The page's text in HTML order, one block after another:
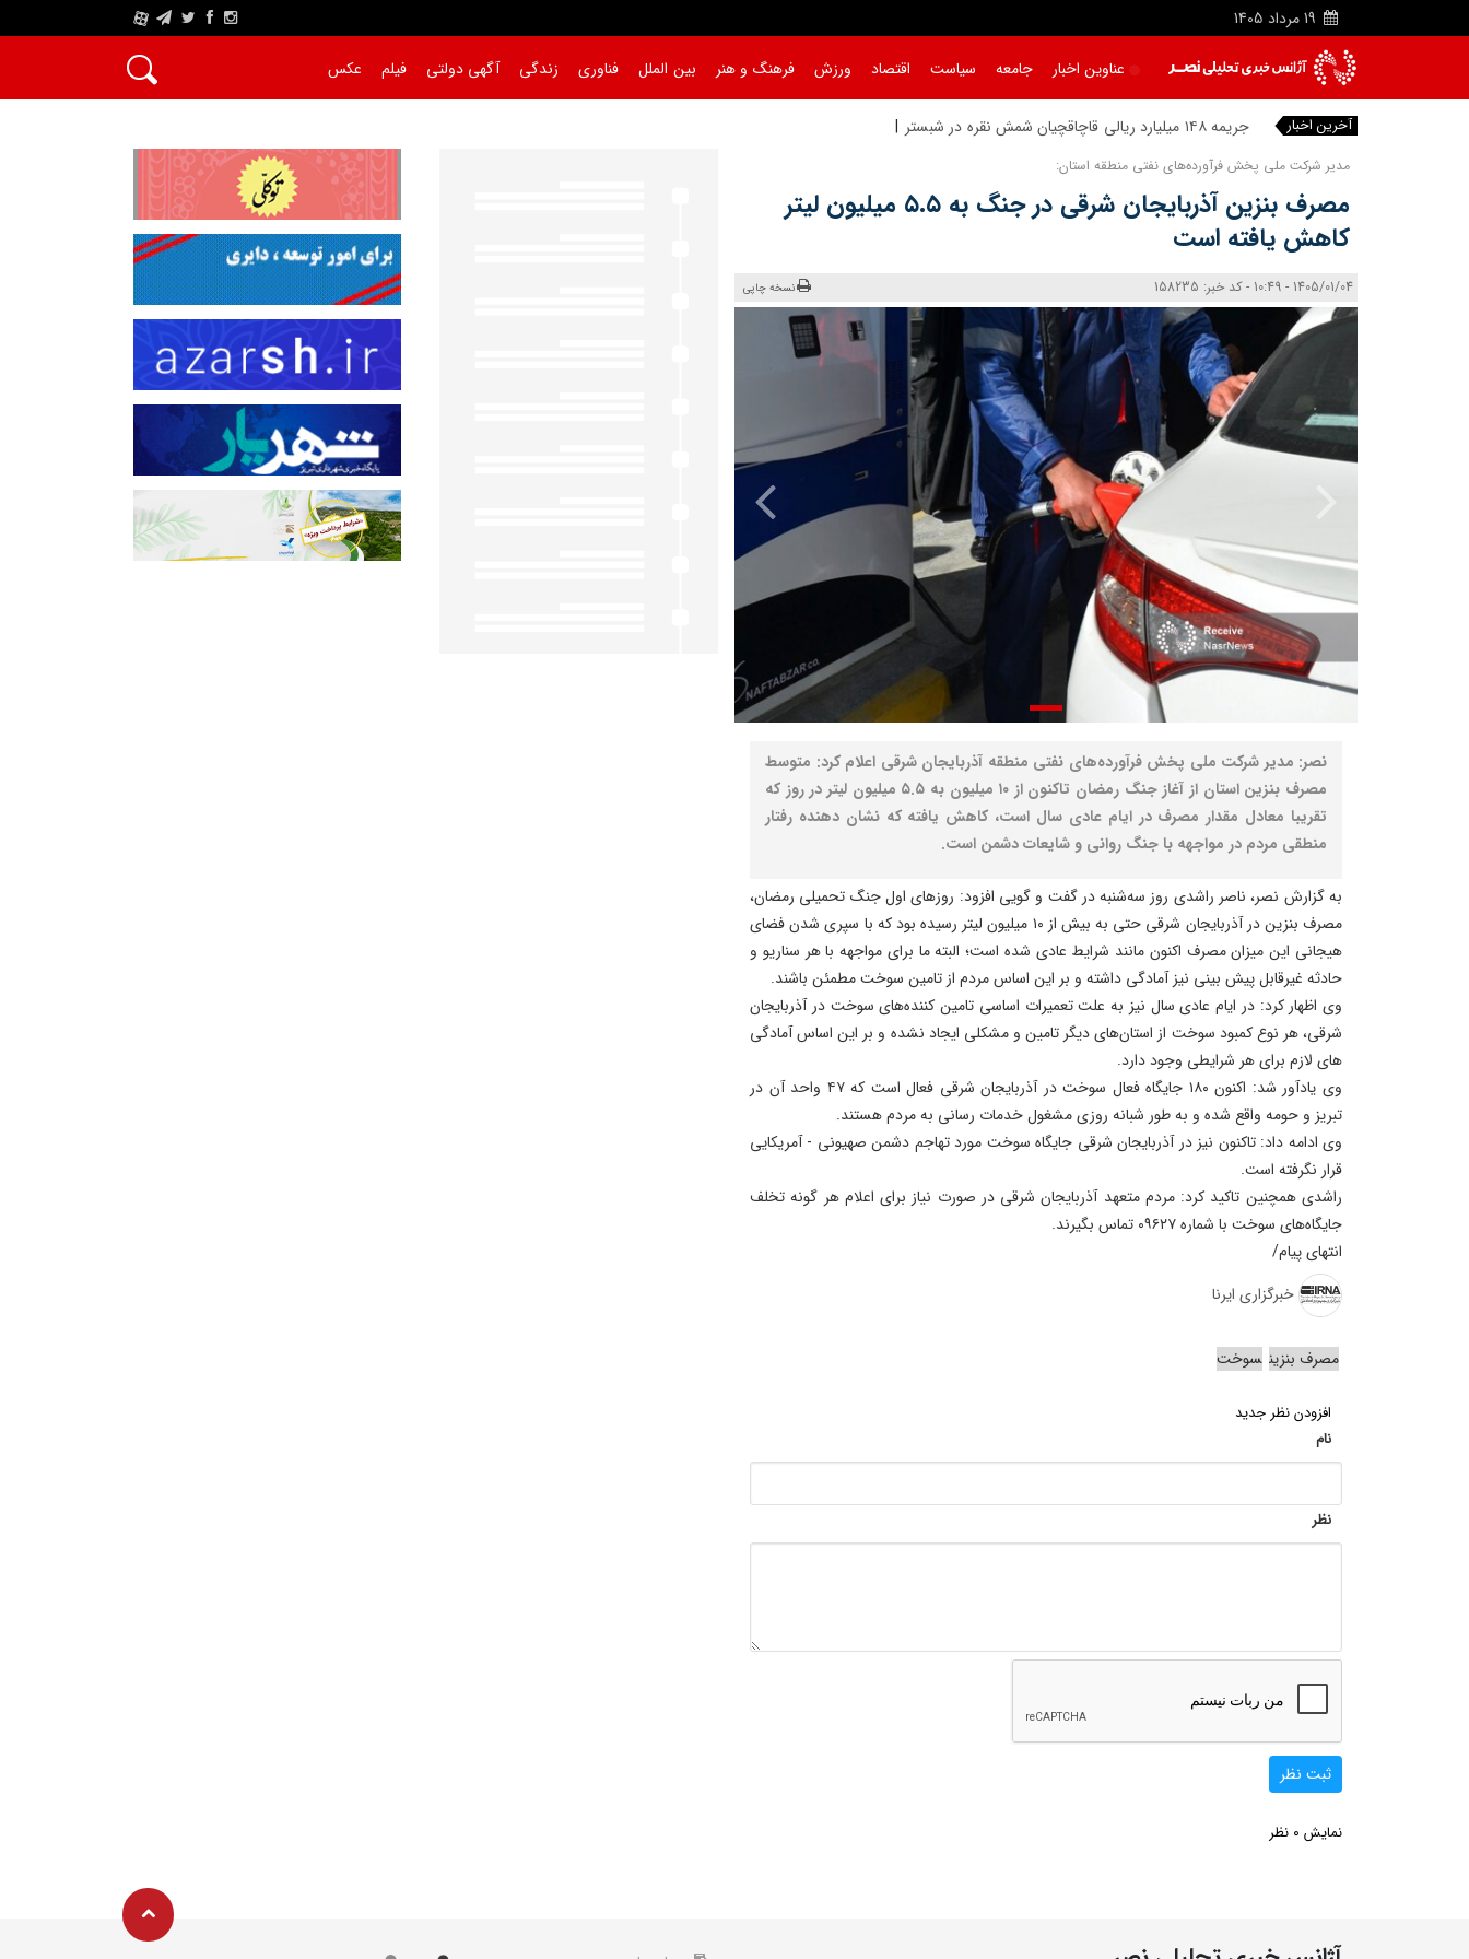
19 مرداد 1405
A
عناوین اخبار جامعه سیاست اقتصاد ورزش فرهنگ و هنر بین الملل فناوری زندگی آگهی دولتی فیلم عکس
آخرین اخبار جریمه ۱۴۸ میلیارد ریالی قاچاقچیان شمش نقره در شبستر
مدیر شرکت ملی پخش فرآورده‌های نفتی منطقه استان:
مصرف بنزین آذربایجان شرقی در جنگ به ۵.۵ میلیون لیتر
کاهش یافته است
1405/01/04 - 10:49 - کد خبر: 158235 نسخه چاپی
نصر: مدیر شرکت ملی پخش فرآورده‌های نفتی منطقه آذربایجان شرقی اعلام کرد: متوسط
مصرف بنزین استان از آغاز جنگ رمضان تاکنون از ۱۰ میلیون به ۵.۵ میلیون لیتر در روز که
تقریبا معادل مقدار مصرف در ایام عادی سال است، کاهش یافته که نشان دهنده رفتار
منطقی مردم در مواجهه با جنگ روانی و شایعات دشمن است.
به گزارش نصر، ناصر راشدی روز سه‌شنبه در گفت و گویی افزود: روزهای اول جنگ تحمیلی رمضان،
مصرف بنزین در آذربایجان شرقی حتی به بیش از ۱۰ میلیون لیتر رسیده بود که با سپری شدن فضای
هیجانی این میزان مصرف اکنون مانند شرایط عادی شده است؛ البته ما برای مواجهه با هر سناریو و
حادثه غیرقابل پیش بینی نیز آمادگی داشته و بر این اساس مردم از تامین سوخت مطمئن باشند.
وی اظهار کرد: در ایام عادی سال نیز به علت تعمیرات اساسی تامین کننده‌های سوخت در آذربایجان
شرقی، هر نوع کمبود سوخت از استان‌های دیگر تامین و مشکلی ایجاد نشده و بر این اساس آمادگی
های لازم برای هر شرایطی وجود دارد.
وی یادآور شد: اکنون ۱۸۰ جایگاه فعال سوخت در آذربایجان شرقی فعال است که ۴۷ واحد آن در
تبریز و حومه واقع شده و به طور شبانه روزی مشغول خدمات رسانی به مردم هستند.
وی ادامه داد: تاکنون نیز در آذربایجان شرقی جایگاه سوخت مورد تهاجم دشمن صهیونی - آمریکایی
قرار نگرفته است.
راشدی همچنین تاکید کرد: مردم متعهد آذربایجان شرقی در صورت نیاز برای اعلام هر گونه تخلف
جایگاه‌های سوخت با شماره ۰۹۶۲۷ تماس بگیرند.
انتهای پیام/
خبرگزاری ایرنا
مصرف بنزین سوخت
افزودن نظر جدید
نام
نظر
ثبت نظر
نمایش 0 نظر